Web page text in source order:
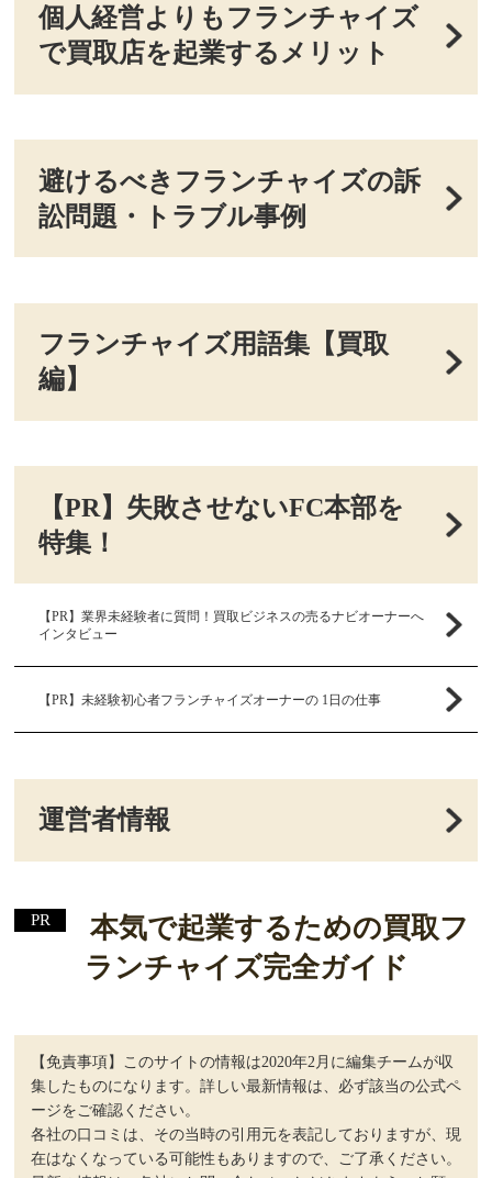
個人経営よりもフランチャイズ
で買取店を起業するメリット
避けるべきフランチャイズの訴
訟問題・トラブル事例
フランチャイズ用語集【買取
編】
【PR】失敗させないFC本部を
特集！
【PR】業界未経験者に質問！買取ビジネスの売るナビオーナーへ
インタビュー
【PR】未経験初心者フランチャイズオーナーの 1日の仕事
運営者情報
本気で起業するための買取フ
ランチャイズ完全ガイド
【免責事項】このサイトの情報は2020年2月に編集チームが収
集したものになります。詳しい最新情報は、必ず該当の公式ペ
ージをご確認ください。
各社の口コミは、その当時の引用元を表記しておりますが、現
在はなくなっている可能性もありますので、ご了承ください。